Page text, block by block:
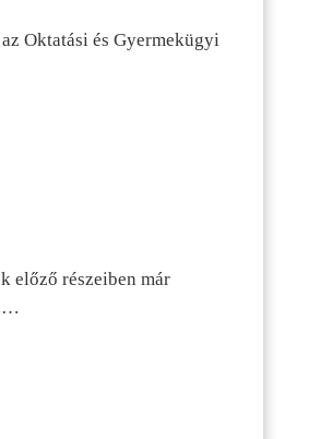
Oktatási és Gyermekügyi
előző részeiben már